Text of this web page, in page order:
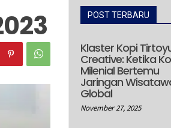
POST TERBARU
Klaster Kopi
Creative: Ketika
Milenial Bertemu
Jaringan
Global
November 27, 2025